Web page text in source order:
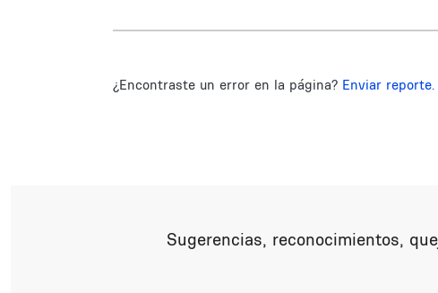
¿Encontraste un error en la página? Enviar reporte.
Sugerencias, reconocimientos,